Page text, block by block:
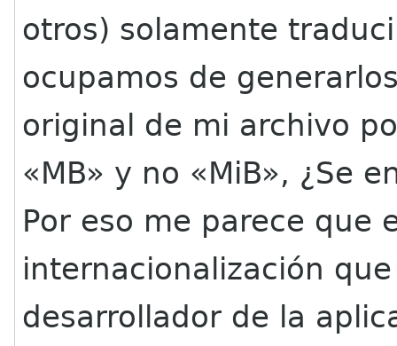
otros) solamente
ocupamos de
original de mi archivo
«MB» y no «MiB», ¿Se
Por eso me parece que
internacionalización
desarrollador de la